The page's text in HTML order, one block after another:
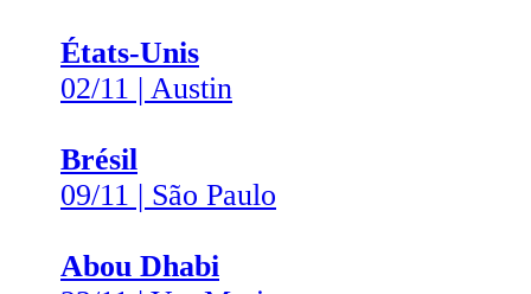
États-Unis
02/11 | Austin
Brésil
09/11 | São Paulo
Abou Dhabi